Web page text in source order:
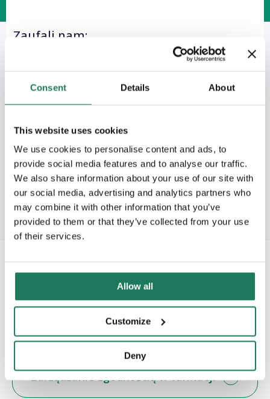
Consent Details About
This website uses cookies
We use cookies to personalise content and ads, to
provide social media features and to analyse our traffic.
We also share information about your use of our site with
our social media, advertising and analytics partners who
may combine it with other information that you’ve
provided to them or that they’ve collected from your use
of their services.
Allow all
Customize
Deny
Zaufali nam:
Zarządzanie ryzykiem w farmacji
Audyty wewnętrzne w farmacji
Zarządzanie zgodnością w farmacji